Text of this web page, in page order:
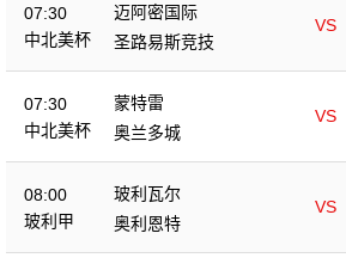
07:30
中北美杯
迈阿密国际
VS
圣路易斯竞技
07:30
中北美杯
蒙特雷
VS
奥兰多城
08:00
玻利甲
玻利瓦尔
VS
奥利恩特